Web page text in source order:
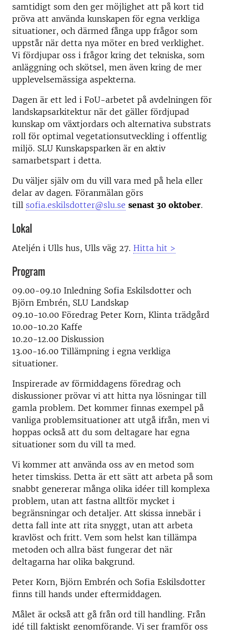
samtidigt som den ger möjlighet att på kort tid
pröva att använda kunskapen för egna verkliga
situationer, och därmed fånga upp frågor som
uppstår när detta nya möter en bred verklighet.
Vi fördjupar oss i frågor kring det tekniska, som
anläggning och skötsel, men även kring de mer
upplevelsemässiga aspekterna.
Dagen är ett led i FoU-arbetet på avdelningen för
landskapsarkitektur när det gäller fördjupad
kunskap om växtjordars och alternativa substrats
roll för optimal vegetationsutveckling i offentlig
miljö. SLU Kunskapsparken är en aktiv
samarbetspart i detta.
Du väljer själv om du vill vara med på hela eller
delar av dagen. Föranmälan görs
till sofia.eskilsdotter@slu.se senast 30 oktober.
Lokal
Ateljén i Ulls hus, Ulls väg 27. Hitta hit >
Program
09.00-09.10 Inledning Sofia Eskilsdotter och
Björn Embrén, SLU Landskap
09.10-10.00 Föredrag Peter Korn, Klinta trädgård
10.00-10.20 Kaffe
10.20-12.00 Diskussion
13.00-16.00 Tillämpning i egna verkliga
situationer.
Inspirerade av förmiddagens föredrag och
diskussioner prövar vi att hitta nya lösningar till
gamla problem. Det kommer finnas exempel på
vanliga problemsituationer att utgå ifrån, men vi
hoppas också att du som deltagare har egna
situationer som du vill ta med.
Vi kommer att använda oss av en metod som
heter timskiss. Detta är ett sätt att arbeta på som
snabbt genererar många olika idéer till komplexa
problem, utan att fastna alltför mycket i
begränsningar och detaljer. Att skissa innebär i
detta fall inte att rita snyggt, utan att arbeta
kravlöst och fritt. Vem som helst kan tillämpa
metoden och allra bäst fungerar det när
deltagarna har olika bakgrund.
Peter Korn, Björn Embrén och Sofia Eskilsdotter
finns till hands under eftermiddagen.
Målet är också att gå från ord till handling. Från
idé till faktiskt genomförande. Vi ser framför oss